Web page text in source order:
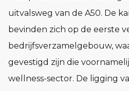
uitvalsweg van de A50. De
bevinden zich op de eerste
bedrijfsverzamelgebouw,
gevestigd zijn die
wellness-sector. De ligging